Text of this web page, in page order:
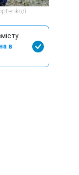
)
в